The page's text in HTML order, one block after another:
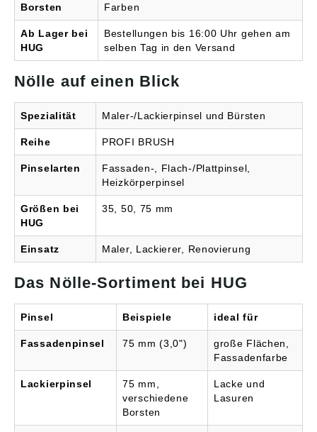
Borsten
Farben
Ab Lager bei
HUG
Bestellungen bis 16:00 Uhr gehen am
selben Tag in den Versand
Nölle auf einen Blick
Spezialität Maler-/Lackierpinsel und Bürsten
Reihe PROFI BRUSH
Pinselarten
Fassaden-, Flach-/Plattpinsel,
Heizkörperpinsel
Größen bei
HUG
35, 50, 75 mm
Einsatz Maler, Lackierer, Renovierung
Das Nölle-Sortiment bei HUG
Pinsel Beispiele ideal für
Fassadenpinsel 75 mm (3,0")
große Flächen,
Fassadenfarbe
Lackierpinsel
75 mm,
verschiedene
Borsten
Lacke und
Lasuren